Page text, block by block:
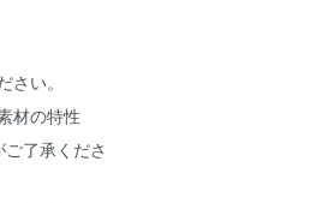
い。
材の特性
了承くださ